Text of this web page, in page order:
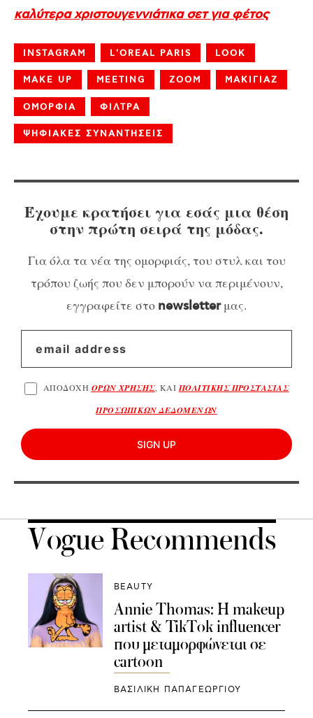
καλύτερα χριστουγεννιάτικα σετ για φέτος
INSTAGRAM L'OREAL PARIS LOOK
MAKE UP MEETING ZOOM ΜΑΚΙΓΙΑΖ
ΟΜΟΡΦΙΑ ΦΙΛΤΡΑ
ΨΗΦΙΑΚΕΣ ΣΥΝΑΝΤΗΣΕΙΣ
Έχουμε κρατήσει για εσάς μια θέση
στην πρώτη σειρά της μόδας.
Για όλα τα νέα της ομορφιάς, του στυλ και του
τρόπου ζωής που δεν μπορούν να περιμένουν,
εγγραφείτε στο newsletterμας.
ΑΠΟΔΟΧΗ ΟΡΩΝ ΧΡΗΣΗΣ, ΚΑΙ ΠΟΛΙΤΙΚΗΣ ΠΡΟΣΤΑΣΙΑΣ
ΠΡΟΣΩΠΙΚΩΝ ΔΕΔΟΜΕΝΩΝ
SIGN UP
Vogue Recommends
BEAUTY
Annie Thomas: Η makeup
artist & TikTok influencer
που μεταμορφώνεται σε
cartoon
ΒΑΣΙΛΙΚΗ ΠΑΠΑΓΕΩΡΓΙΟΥ